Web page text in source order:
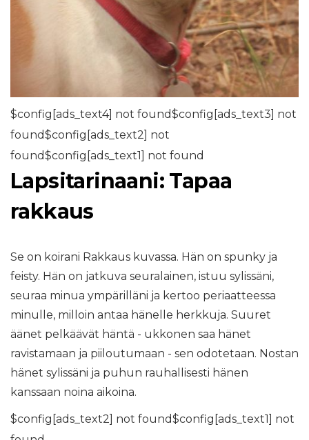
$config[ads_text4] not found$config[ads_text3] not
found$config[ads_text2] not
found$config[ads_text1] not found
Lapsitarinaani: Tapaa
rakkaus
Se on koirani Rakkaus kuvassa. Hän on spunky ja
feisty. Hän on jatkuva seuralainen, istuu sylissäni,
seuraa minua ympärilläni ja kertoo periaatteessa
minulle, milloin antaa hänelle herkkuja. Suuret
äänet pelkäävät häntä - ukkonen saa hänet
ravistamaan ja piiloutumaan - sen odotetaan. Nostan
hänet sylissäni ja puhun rauhallisesti hänen
kanssaan noina aikoina.
$config[ads_text2] not found$config[ads_text1] not